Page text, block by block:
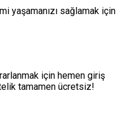
yaşamanızı sağlamak için
için hemen giriş
tamamen ücretsiz!